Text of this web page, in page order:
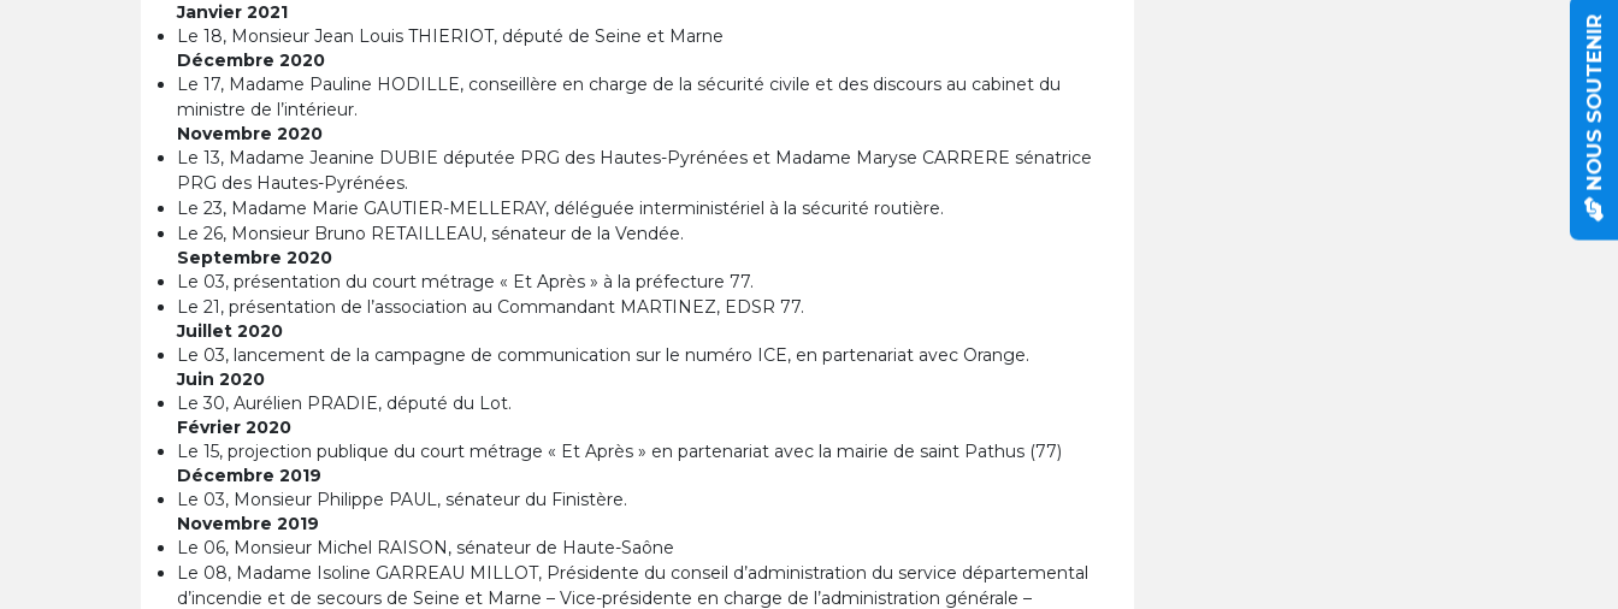
Janvier 2021
Le 18, Monsieur Jean Louis THIERIOT, député de Seine et Marne
Décembre 2020
Le 17, Madame Pauline HODILLE, conseillère en charge de la sécurité civile et des discours au cabinet du
ministre de l’intérieur.
Novembre 2020
Le 13, Madame Jeanine DUBIE députée PRG des Hautes-Pyrénées et Madame Maryse CARRERE sénatrice
PRG des Hautes-Pyrénées.
Le 23, Madame Marie GAUTIER-MELLERAY, déléguée interministériel à la sécurité routière.
Le 26, Monsieur Bruno RETAILLEAU, sénateur de la Vendée.
Septembre 2020
Le 03, présentation du court métrage « Et Après » à la préfecture 77.
Le 21, présentation de l’association au Commandant MARTINEZ, EDSR 77.
Juillet 2020
Le 03, lancement de la campagne de communication sur le numéro ICE, en partenariat avec Orange.
Juin 2020
Le 30, Aurélien PRADIE, député du Lot.
Février 2020
Le 15, projection publique du court métrage « Et Après » en partenariat avec la mairie de saint Pathus (77)
Décembre 2019
Le 03, Monsieur Philippe PAUL, sénateur du Finistère.
Novembre 2019
Le 06, Monsieur Michel RAISON, sénateur de Haute-Saône
Le 08, Madame Isoline GARREAU MILLOT, Présidente du conseil d’administration du service départemental
d’incendie et de secours de Seine et Marne – Vice-présidente en charge de l’administration générale –
NOUS SOUTENIR